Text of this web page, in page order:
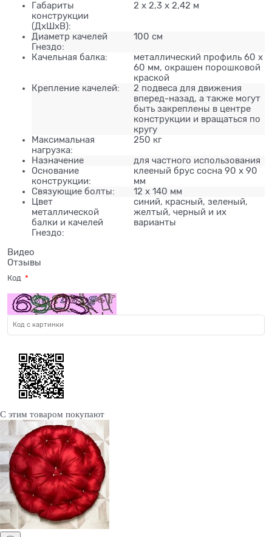
Габариты
конструкции
(ДхШхВ):
2 х 2,3 х 2,42 м
Диаметр качелей
Гнездо:
100 см
Качельная балка:
металлический профиль 60 х
60 мм, окрашен порошковой
краской
Крепление качелей:
2 подвеса для движения
вперед-назад, а также могут
быть закреплены в центре
конструкции и вращаться по
кругу
Максимальная
нагрузка:
250 кг
Назначение
для частного использования
Основание
конструкции:
клееный брус сосна 90 х 90
мм
Связующие болты:
12 х 140 мм
Цвет
металлической
балки и качелей
Гнездо:
синий, красный, зеленый,
желтый, черный и их
варианты
Видео
Отзывы
Код
С этим товаром покупают